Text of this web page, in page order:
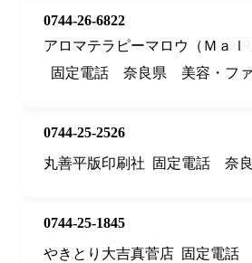
0744-26-6822
アロマテラピーマロウ（Ｍａｌ
固定電話
奈良県 美容・フ
0744-25-2526
丸善平版印刷社
固定電話 奈
0744-25-1845
やきとり大吉真菅店 固定電話